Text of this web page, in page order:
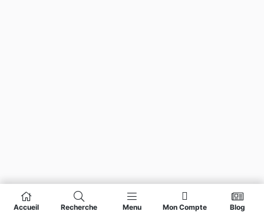
Accueil Recherche Menu Mon Compte Blog